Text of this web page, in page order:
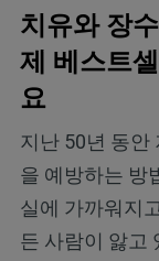
치유와 장
제 베스트
요
지난 50년 동안
을 예방하는 방
실에 가까워지
든 사람이 앓고